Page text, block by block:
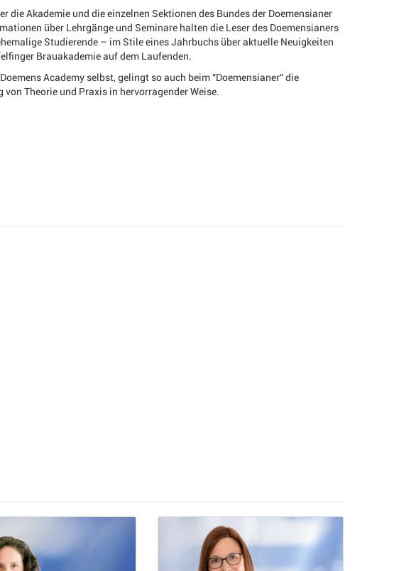
die Akademie und die einzelnen Sektionen des Bundes der Doemensianer
über Lehrgänge und Seminare halten die Leser des Doemensianers
Studierende – im Stile eines Jahrbuchs über aktuelle Neuigkeiten
Brauakademie auf dem Laufenden.
Academy selbst, gelingt so auch beim "Doemensianer" die
von Theorie und Praxis in hervorragender Weise.